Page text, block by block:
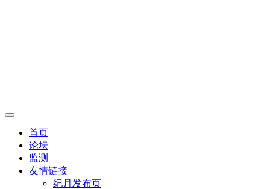
首页
论坛
监测
友情链接
纪月发布页